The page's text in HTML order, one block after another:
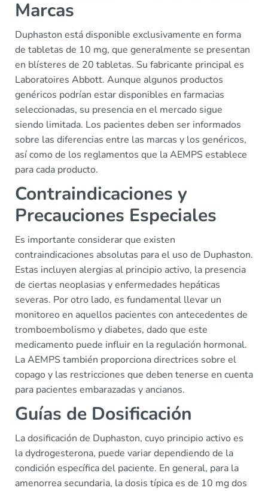
Marcas
Duphaston está disponible exclusivamente en forma
de tabletas de 10 mg, que generalmente se presentan
en blísteres de 20 tabletas. Su fabricante principal es
Laboratoires Abbott. Aunque algunos productos
genéricos podrían estar disponibles en farmacias
seleccionadas, su presencia en el mercado sigue
siendo limitada. Los pacientes deben ser informados
sobre las diferencias entre las marcas y los genéricos,
así como de los reglamentos que la AEMPS establece
para cada producto.
Contraindicaciones y
Precauciones Especiales
Es importante considerar que existen
contraindicaciones absolutas para el uso de Duphaston.
Estas incluyen alergias al principio activo, la presencia
de ciertas neoplasias y enfermedades hepáticas
severas. Por otro lado, es fundamental llevar un
monitoreo en aquellos pacientes con antecedentes de
tromboembolismo y diabetes, dado que este
medicamento puede influir en la regulación hormonal.
La AEMPS también proporciona directrices sobre el
copago y las restricciones que deben tenerse en cuenta
para pacientes embarazadas y ancianos.
Guías de Dosificación
La dosificación de Duphaston, cuyo principio activo es
la dydrogesterona, puede variar dependiendo de la
condición específica del paciente. En general, para la
amenorrea secundaria, la dosis típica es de 10 mg dos